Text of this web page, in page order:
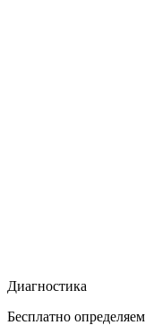
Диагностика
Бесплатно